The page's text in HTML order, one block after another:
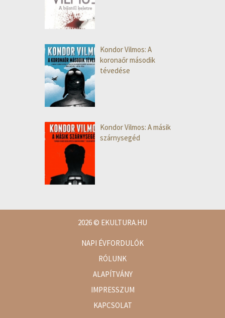
Kondor Vilmos: A
koronaőr második
tévedése
Kondor Vilmos: A másik
szárnysegéd
2026© EKULTURA.HU
NAPI ÉVFORDULÓK
RÓLUNK
ALAPÍTVÁNY
IMPRESSZUM
KAPCSOLAT